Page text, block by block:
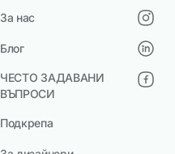
За нас
Блог
ЧЕСТО ЗАДАВАНИ
ВЪПРОСИ
Подкрепа